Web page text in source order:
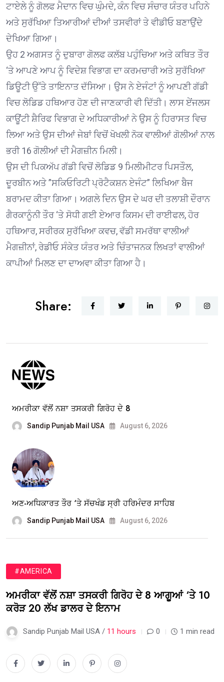
ਟਾਏਲੇ ਨੂੰ ਗੋਲਫ ਮੈਦਾਨ ਵਿਚ ਘੁੰਮਦੇ, ਕੰਨ ਵਿਚ ਸੰਚਾਰ ਯੰਤਰ ਪਹਿਨੇ
ਅਤੇ ਸੁਰੱਖਿਆ ਤਿਆਰੀਆਂ ਦੀਆਂ ਤਸਵੀਰਾਂ ਤੇ ਵੀਡੀਓ ਬਣਾਉਂਦੇ
ਦੇਖਿਆ ਗਿਆ।
ਉਹ 2 ਅਗਸਤ ਨੂੰ ਦੁਬਾਰਾ ਗੋਲਫ ਕਲੱਬ ਪਹੁੰਚਿਆ ਅਤੇ ਕਥਿਤ ਤੌਰ
‘ਤੇ ਆਪਣੇ ਆਪ ਨੂੰ ਵਿਦੇਸ਼ ਵਿਭਾਗ ਦਾ ਕਰਮਚਾਰੀ ਅਤੇ ਸੁਰੱਖਿਆ
ਡਿਊਟੀ ਉੱਤੇ ਤਾਇਨਾਤ ਦੱਸਿਆ। ਉਸ ਨੇ ਏਜੰਟਾਂ ਨੂੰ ਆਪਣੀ ਗੱਡੀ
ਵਿਚ ਲੋਡਿਡ ਹਥਿਆਰ ਹੋਣ ਦੀ ਜਾਣਕਾਰੀ ਵੀ ਦਿੱਤੀ। ਲਾਸ ਏਂਜਲਸ
ਕਾਊਂਟੀ ਸ਼ੈਰਿਫ ਵਿਭਾਗ ਦੇ ਅਧਿਕਾਰੀਆਂ ਨੇ ਉਸ ਨੂੰ ਹਿਰਾਸਤ ਵਿਚ
ਲਿਆ ਅਤੇ ਉਸ ਦੀਆਂ ਜੇਬਾਂ ਵਿਚੋਂ ਖੋਖਲੀ ਨੋਕ ਵਾਲੀਆਂ ਗੋਲੀਆਂ ਨਾਲ
ਭਰੀ 16 ਗੋਲੀਆਂ ਦੀ ਮੈਗਜ਼ੀਨ ਮਿਲੀ।
ਉਸ ਦੀ ਪਿਕਅੱਪ ਗੱਡੀ ਵਿਚੋਂ ਲੋਡਿਡ 9 ਮਿਲੀਮੀਟਰ ਪਿਸਤੌਲ,
ਦੂਰਬੀਨ ਅਤੇ ”ਸਕਿਓਰਿਟੀ ਪ੍ਰੋਟੈਕਸ਼ਨ ਏਜੰਟ” ਲਿਖਿਆ ਬੈਜ
ਬਰਾਮਦ ਕੀਤਾ ਗਿਆ। ਅਗਲੇ ਦਿਨ ਉਸ ਦੇ ਘਰ ਦੀ ਤਲਾਸ਼ੀ ਦੌਰਾਨ
ਗੈਰਕਾਨੂੰਨੀ ਤੌਰ ‘ਤੇ ਸੋਧੀ ਗਈ ਏਆਰ ਕਿਸਮ ਦੀ ਰਾਈਫਲ, ਹੋਰ
ਹਥਿਆਰ, ਸਰੀਰਕ ਸੁਰੱਖਿਆ ਕਵਚ, ਵੱਡੀ ਸਮਰੱਥਾ ਵਾਲੀਆਂ
ਮੈਗਜ਼ੀਨਾਂ, ਰੇਡੀਓ ਸੰਕੇਤ ਯੰਤਰ ਅਤੇ ਚਿੰਤਾਜਨਕ ਲਿਖਤਾਂ ਵਾਲੀਆਂ
ਕਾਪੀਆਂ ਮਿਲਣ ਦਾ ਦਾਅਵਾ ਕੀਤਾ ਗਿਆ ਹੈ।
Share:
ਅਮਰੀਕਾ ਵੱਲੋਂ ਨਸ਼ਾ ਤਸਕਰੀ ਗਿਰੋਹ ਦੇ 8
Sandip Punjab Mail USA August 6, 2026
ਅਣ-ਅਧਿਕਾਰਤ ਤੌਰ ‘ਤੇ ਸੱਚਖੰਡ ਸ੍ਰੀ ਹਰਿਮੰਦਰ ਸਾਹਿਬ
Sandip Punjab Mail USA August 6, 2026
#AMERICA
ਅਮਰੀਕਾ ਵੱਲੋਂ ਨਸ਼ਾ ਤਸਕਰੀ ਗਿਰੋਹ ਦੇ 8 ਆਗੂਆਂ ‘ਤੇ 10
ਕਰੋੜ 20 ਲੱਖ ਡਾਲਰ ਦੇ ਇਨਾਮ
Sandip Punjab Mail USA / 11 hours 0 1 min read